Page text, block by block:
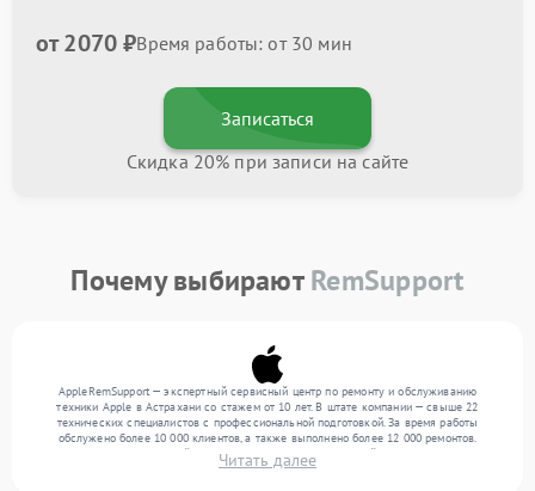
от 2070 ₽Время работы: от 30 мин
Записаться
Скидка 20% при записи на сайте
Почему выбираютRemSupport
AppleRemSupport — экспертный сервисный центр по ремонту и обслуживанию
техники Apple в Астрахани со стажем от 10 лет. В штате компании — свыше 22
технических специалистов с профессиональной подготовкой. За время работы
обслужено более 10 000 клиентов, а также выполнено более 12 000 ремонтов.
Ежемесячно в сервисный центр поступает более 300 устройств, включая , , . Мы
беремся за задачи любой сложности и поддерживаем высокий стандарт качества
Читать далее